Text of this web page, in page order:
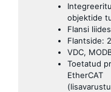
objektide
Flansi
Flantside:
VDC,
Toetatud
EtherCAT